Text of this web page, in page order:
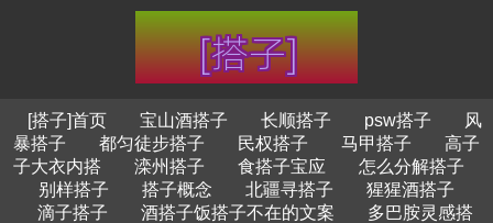
[搭子]首页 宝山酒搭子 长顺搭子 psw搭子
风
暴搭子
都匀徒步搭子 民权搭子 马甲搭子
高子
子大衣内搭
滦州搭子 食搭子宝应
怎么分解搭子
别样搭子
搭子概念 北疆寻搭子
猩猩酒搭子
滴子搭子
酒搭子饭搭子不在的文案
多巴胺灵感搭